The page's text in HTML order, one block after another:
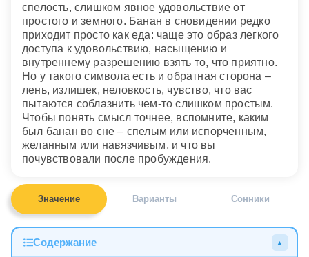
спелость, слишком явное удовольствие от
простого и земного. Банан в сновидении редко
приходит просто как еда: чаще это образ легкого
доступа к удовольствию, насыщению и
внутреннему разрешению взять то, что приятно.
Но у такого символа есть и обратная сторона –
лень, излишек, неловкость, чувство, что вас
пытаются соблазнить чем-то слишком простым.
Чтобы понять смысл точнее, вспомните, каким
был банан во сне – спелым или испорченным,
желанным или навязчивым, и что вы
почувствовали после пробуждения.
Значение Варианты Сонники
Содержание ▲